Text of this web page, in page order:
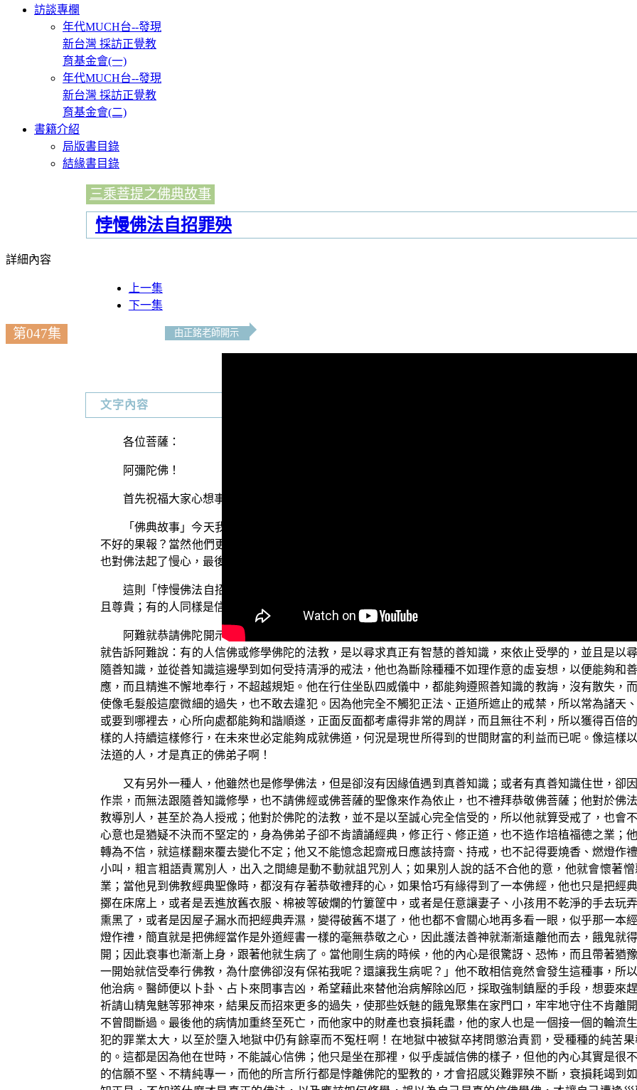
訪談專欄
年代MUCH台--發現
新台灣 採訪正覺教
育基金會(一)
年代MUCH台--發現
新台灣 採訪正覺教
育基金會(二)
書籍介紹
局版書目錄
結緣書目錄
三乘菩提之佛典故事
悖慢佛法自招罪殃
詳細內容
上一集
下一集
第047集 由正銘老師開示
文字內容
各位菩薩：
阿彌陀佛！
首先祝福大家心想事成，福慧增長。
「佛典故事」今天我們要來介紹「悖慢佛法自招罪殃」。很多人都知道造了惡業會有惡報，但是有些
不好的果報？當然他們更不知道，他們之所以招引罪殃，是由於他們雖然表面上是學佛法，但事實上所作
也對佛法起了慢心，最後當然自己招來罪殃。這些人更不知道他們這些行為，為何有這些不好的果報？所
這則「悖慢佛法自招罪殃」的佛典故事，是出自於《佛說慢法經》，經文大意是：佛陀告訴阿難，有
且尊貴；有的人同樣是信奉佛教或修學佛法，但是卻遭遇到喪亡、衰敗等種種不好的事情。
阿難就恭請佛陀開示：為什麼同樣是信奉佛教或修學佛陀的法教，卻會有衰敗和得利這麼大的差別呢
就告訴阿難說：有的人信佛或修學佛陀的法教，是以尋求真正有智慧的善知識，來依止受學的，並且是以
隨善知識，並從善知識這邊學到如何受持清淨的戒法，他也為斷除種種不如理作意的虛妄想，以便能夠和
應，而且精進不懈地奉行，不超越規矩。他在行住坐臥四威儀中，都能夠遵照善知識的教誨，沒有散失，
使像毛髮般這麼微細的過失，也不敢去違犯。因為他完全不觸犯正法、正道所遮止的戒禁，所以常為諸天
或要到哪裡去，心所向處都能夠和諧順遂，正面反面都考慮得非常的周詳，而且無往不利，所以獲得百倍
樣的人持續這樣修行，在未來世必定能夠成就佛道，何況是現世所得到的世間財富的利益而已呢。像這樣
法道的人，才是真正的佛弟子啊！
又有另外一種人，他雖然也是修學佛法，但是卻沒有因緣值遇到真善知識；或者有真善知識住世，卻
作祟，而無法跟隨善知識修學，也不請佛經或佛菩薩的聖像來作為依止，也不禮拜恭敬佛菩薩；他對於佛
教導別人，甚至於為人授戒；他對於佛陀的法教，並不是以至誠心完全信受的，所以他就算受戒了，也會
心意也是猶疑不決而不堅定的，身為佛弟子卻不肯讀誦經典，修正行、修正道，也不造作培植福德之業；
轉為不信，就這樣翻來覆去變化不定；他又不能憶念起齋戒日應該持齋、持戒，也不記得要燒香、燃燈作
小叫，粗言粗語責罵別人，出入之間總是動不動就詛咒別人；如果別人說的話不合他的意，他就會懷著
業；當他見到佛教經典聖像時，都沒有存著恭敬禮拜的心，如果恰巧有緣得到了一本佛經，他也只是把經
擲在床席上，或者是丟進放舊衣服、棉被等破爛的竹簍筐中，或者是任意讓妻子、小孩用不乾淨的手去玩
熏黑了，或者是因屋子漏水而把經典弄濕，變得破舊不堪了，他也都不會關心地再多看一眼，似乎那一本
燈作禮，簡直就是把佛經當作是外道經書一樣的毫無恭敬之心，因此護法善神就漸漸遠離他而去，餓鬼就
開；因此衰事也漸漸上身，跟著他就生病了。當他剛生病的時候，他的內心是很驚訝、恐怖，而且帶著猶
一開始就信受奉行佛教，為什麼佛卻沒有保祐我呢？還讓我生病呢？」他不敢相信竟然會發生這種事，所
他治病。醫師便以卜卦、占卜來問事吉凶，希望藉此來替他治病解除凶厄，採取強制鎮壓的手段，想要來
祈請山精鬼魅等邪神來，結果反而招來更多的過失，使那些妖魅的餓鬼聚集在家門口，牢牢地守住不肯離
不曾間斷過。最後他的病情加重終至死亡，而他家中的財產也衰損耗盡，他的家人也是一個接一個的輪流
犯的罪業太大，以至於墮入地獄中仍有餘辜而不冤枉啊！在地獄中被獄卒拷問懲治責罰，受種種的純苦
的。這都是因為他在世時，不能誠心信佛；他只是坐在那裡，似乎虔誠信佛的樣子，但他的內心其實是很
的信願不堅、不精純專一，而他的所言所行都是悖離佛陀的聖教的，才會招感災難罪殃不斷，衰損耗竭到